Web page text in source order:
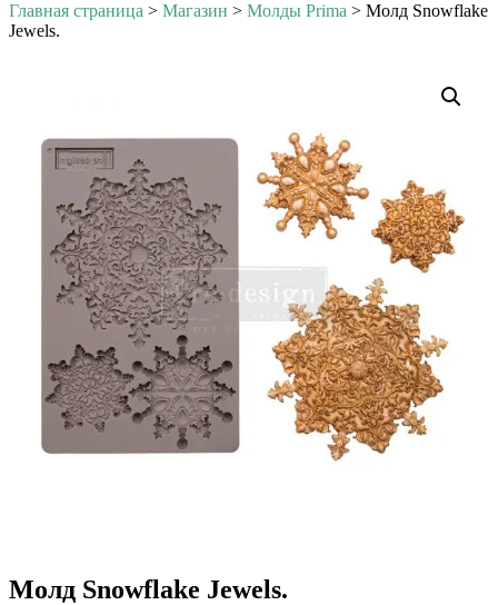
Главная страница > Магазин > Молды Prima > Молд Snowflake
Jewels.
Молд Snowflake Jewels.